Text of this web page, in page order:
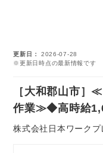
求人を探す
お
更新日
2026-07-28
※更新日時点の最新情報です
［大和郡山市］
作業≫◆高時給
株式会社日本ワーク